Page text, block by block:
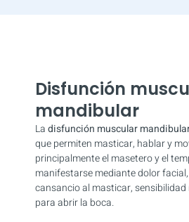
Disfunción
mandibular
Ladisfunción muscular
que permiten masticar, hablar y
principalmente el masetero y el
manifestarse mediante dolor
cansancio al masticar,
para abrir la boca.